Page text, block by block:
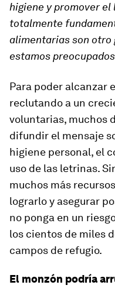
higiene y promover el
totalmente
alimentarias son otro
estamos preocupados
Para poder alcanzar
reclutando a un
voluntarias, muchos
difundir el mensaje
higiene personal, el
uso de las letrinas.
muchos más
lograrlo y asegurar
no ponga en un
los cientos de miles
campos de refugio.
El monzón podría